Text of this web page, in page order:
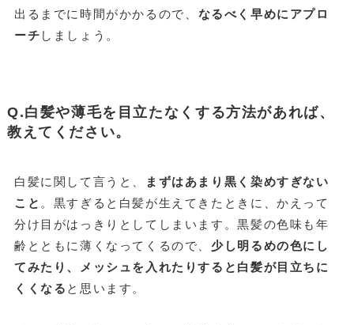
出るまでに時間がかかるので、 なるべく早めにアプロ
ーチ しましょう。
Q.白髪や薄毛を目立たなくする方法があれば、
教えてください。
白髪に関して言うと、
まずはあまり黒く染めすぎない
こと 。黒すぎると白髪が生えてきたときに、かえって
分け目がはっきりとしてしまいます。黒髪の色味も年
齢とともに薄くなってくるので、少し明るめの色にし
てみたり、メッシュを入れたりすると白髪が目立ちに
くくなる と思います。